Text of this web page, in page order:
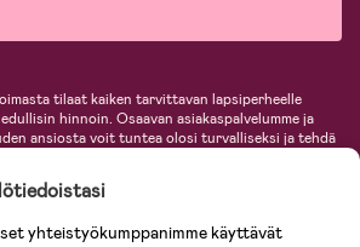
tilaat kaiken tarvittavan lapsiperheelle
hinnoin. Osaavan asiakaspalvelumme ja
ansiosta voit tuntea olosi turvalliseksi ja tehdä
inspiroivia sisustustuotteita lastenhuoneeseen,
muuta. Meiltä löydät lukuisia tunnettuja
Avent, Neonate, Cybex, LEGO ja monia muita!
yhteistyökumppanimme käyttävät